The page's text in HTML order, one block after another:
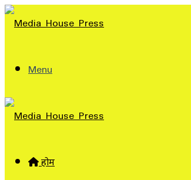
Menu
होम